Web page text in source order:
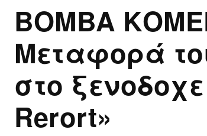
ΒΟΜΒΑ
Mεταφορά
στο
Rerort»